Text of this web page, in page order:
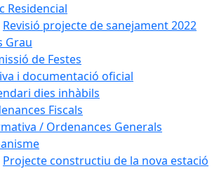
Residencial
Revisió projecte de sanejament 2022
Grau
de Festes
i documentació oficial
dies inhàbils
Fiscals
/ Ordenances Generals
Projecte constructiu de la nova estació